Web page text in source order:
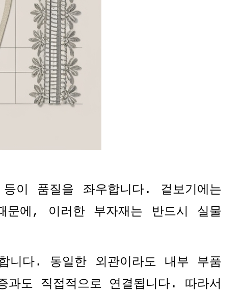
이 품질을 좌우합니다. 겉보기에는
에 , 이러한 부자재는 반드시 실물
니다. 동일한 외관이라도 내부 부품
과도 직접적으로 연결됩니다. 따라서